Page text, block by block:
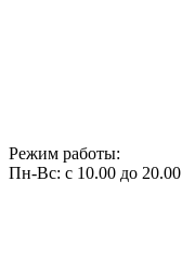
Режим работы:
Пн-Вс: с 10.00 до 20.00